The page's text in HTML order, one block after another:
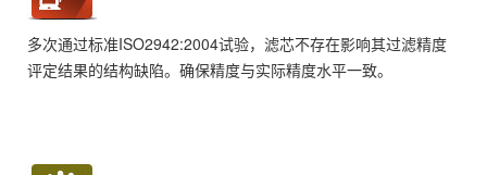
多次通过标准ISO2942:2004试验，滤芯不存在影响其过滤精度
评定结果的结构缺陷。确保精度与实际精度水平一致。